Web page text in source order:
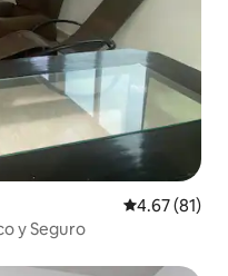
Calificación
4.67 (81)
y Seguro